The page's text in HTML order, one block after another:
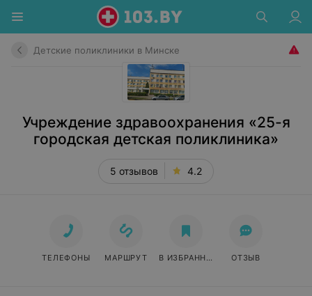
Детские поликлиники в Минске
Учреждение здравоохранения «25-я
городская детская поликлиника»
5 отзывов 4.2
ТЕЛЕФОНЫ МАРШРУТ В ИЗБРАННОЕ ОТЗЫВ